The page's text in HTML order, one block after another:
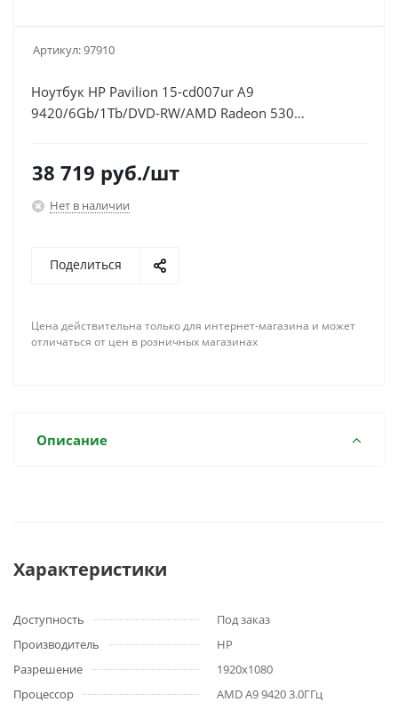
Артикул:97910
Ноутбук HP Pavilion 15-cd007ur A9
9420/6Gb/1Tb/DVD-RW/AMD Radeon 530
38 719 руб./шт
Нет в наличии
Поделиться
Цена действительна только для интернет-магазина и может
отличаться от цен в розничных магазинах
Описание
Характеристики
Доступность
Под заказ
Производитель
HP
Разрешение
1920x1080
Процессор
AMD A9 9420 3.0ГГц